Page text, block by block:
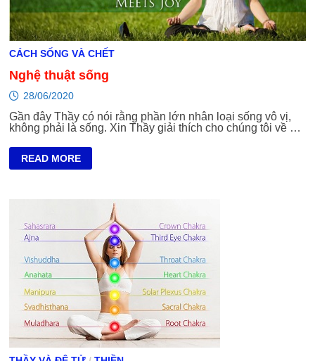
CÁCH SỐNG VÀ CHẾT
Nghệ thuật sống
28/06/2020
Gần đây Thầy có nói rằng phần lớn nhân loại sống vô vị,
không phải là sống. Xin Thầy giải thích cho chúng tôi về …
NGHỆ
READ MORE